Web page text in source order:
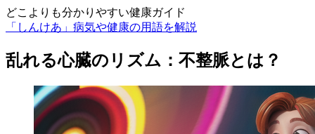
どこよりも分かりやすい健康ガイド
「しんけあ」病気や健康の用語を解説
乱れる心臓のリズム：不整脈とは？